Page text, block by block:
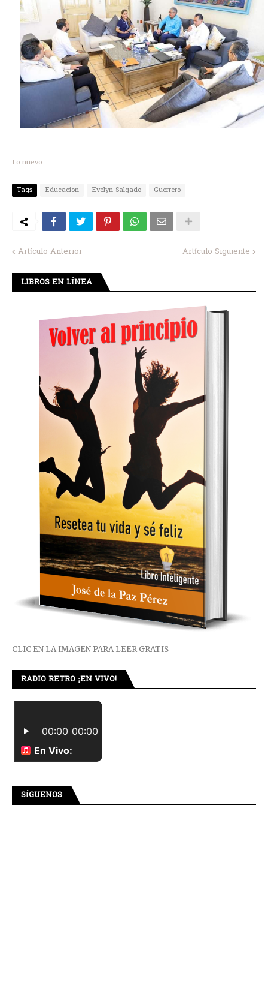
Lo nuevo
Tags Educacion Evelyn Salgado Guerrero
Artículo Anterior Artículo Siguiente
LIBROS EN LÍNEA
CLIC EN LA IMAGEN PARA LEER GRATIS
RADIO RETRO ¡EN VIVO!
SÍGUENOS